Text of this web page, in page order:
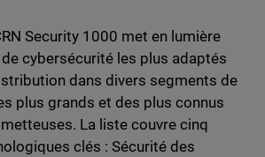
Security 1000 met en lumière
cybersécurité les plus adaptés
dans divers segments de
plus grands et des plus connus
La liste couvre cinq
clés : Sécurité des